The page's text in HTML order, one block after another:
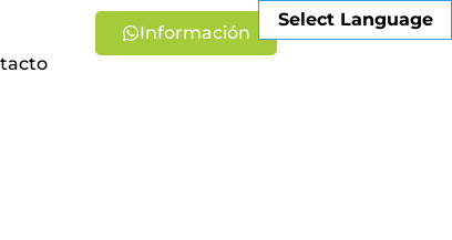
Información
Select Language